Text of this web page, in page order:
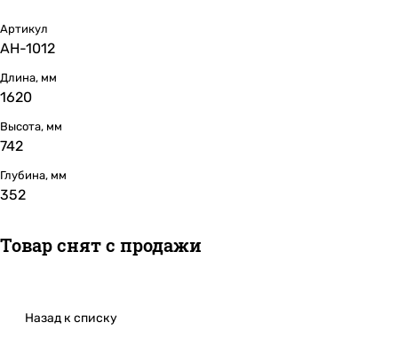
Артикул
АН-1012
Длина, мм
1620
Высота, мм
742
Глубина, мм
352
Товар снят с продажи
Назад к списку